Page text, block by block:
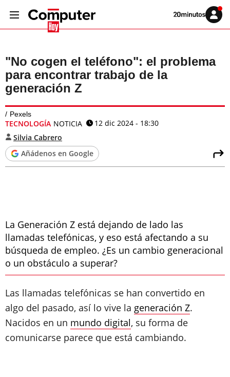
Volver
Iniciar
sesión
"No cogen el teléfono": el problema
para encontrar trabajo de la
generación Z
Pexels
TECNOLOGÍA NOTICIA
12 dic 2024 - 18:30
Silvia Cabrero
Añádenos en Google
La Generación Z está dejando de lado las
llamadas telefónicas, y eso está afectando a su
búsqueda de empleo. ¿Es un cambio generacional
o un obstáculo a superar?
Las llamadas telefónicas se han convertido en
algo del pasado, así lo vive la generación Z.
Nacidos en un mundo digital, su forma de
comunicarse parece que está cambiando.